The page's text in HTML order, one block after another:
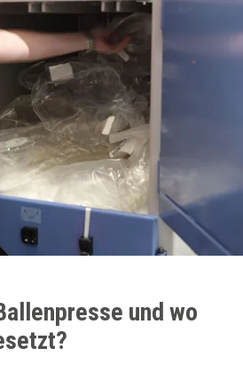
und wo